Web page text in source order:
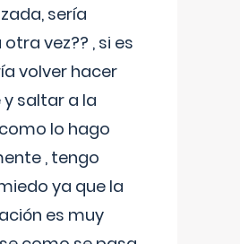
sería
vez?? , si es
volver hacer
saltar a la
lo hago
, tengo
ya que la
es muy